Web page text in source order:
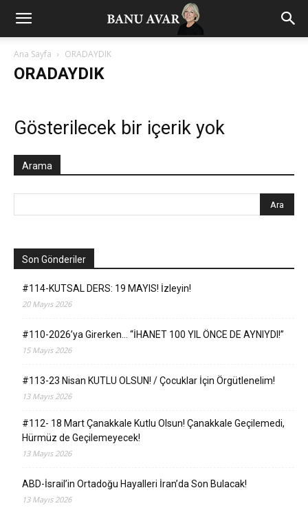
Ana Sayfa ORADAYDIK
ORADAYDIK
Gösterilecek bir içerik yok
Arama
Son Gönderiler
#114-KUTSAL DERS: 19 MAYIS! İzleyin!
20 Mayıs 2026
#110-2026’ya Girerken… “İHANET 100 YIL ÖNCE DE AYNIYDI!”
15 Mayıs 2026
#113-23 Nisan KUTLU OLSUN! / Çocuklar İçin Örgütlenelim!
13 Mayıs 2026
#112- 18 Mart Çanakkale Kutlu Olsun! Çanakkale Geçilemedi,
Hürmüz de Geçilemeyecek!
13 Mayıs 2026
ABD-İsrail’in Ortadoğu Hayalleri İran’da Son Bulacak!
13 Mayıs 2026